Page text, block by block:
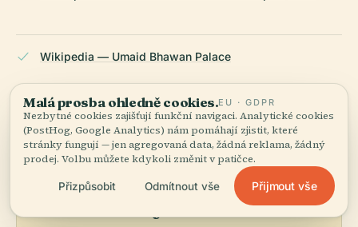
Wikipedia — Umaid Bhawan Palace
NAPOSLEDY REVIDOVÁNO: APRIL 2026
Zpracováno z Wikidat, Wikipedie a oficiálních zdrojů ·
fakticky ověřeno ·Jak tvoříme naše průvodce →
Malá prosba ohledně cookies.EU · GDPR
Nezbytné cookies zajišťují funkční navigaci. Analytické cookies
(PostHog, Google Analytics) nám pomáhají zjistit, které
stránky fungují — jen agregovaná data, žádná reklama, žádný
prodej. Volbu můžete kdykoli změnit v patičce.
Přizpůsobit Odmítnout vše Přijmout vše